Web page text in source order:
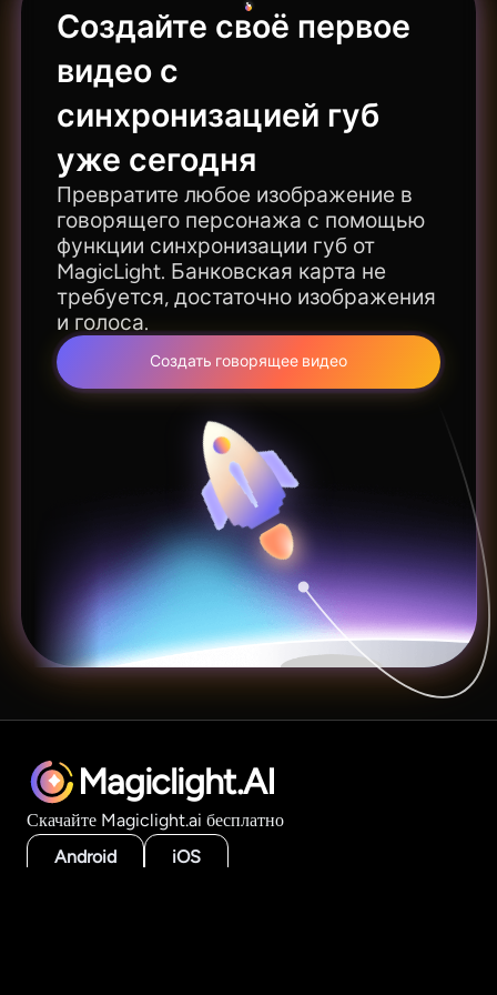
Создайте своё первое
видео с
синхронизацией губ
уже сегодня
Превратите любое изображение в
говорящего персонажа с помощью
функции синхронизации губ от
MagicLight. Банковская карта не
требуется, достаточно изображения
и голоса.
Создать говорящее видео
Magiclight.AI
Скачайте Magiclight.ai бесплатно
Android
iOS